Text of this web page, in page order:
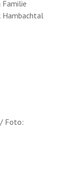
Familie
Hambachtal
/ Foto: